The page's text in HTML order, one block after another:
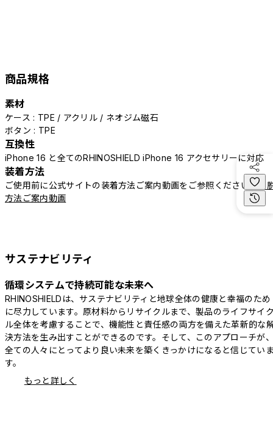
商品規格
素材
ケース : TPE / アクリル / ネオジム磁石
ボタン : TPE
互換性
iPhone 16 と全てのRHINOSHIELD iPhone 16 アクセサリーに対応
装着方法
ご使用前に公式サイトの装着方法ご案内動画をご参照ください。着
方法ご案内動画
サステナビリティ
循環システムで持続可能な未来へ
RHINOSHIELDは、サステナビリティと地球全体の健康と幸福のため
に尽力しています。原材料からリサイクルまで、製品のライフサイ
ル全体を考慮することで、機能性と責任感の両方を備えた革新的な
決方法を生み出すことができるのです。そして、このアプローチが
全ての人々にとってより良い未来を築くきっかけになると信じてい
す。
もっと詳しく